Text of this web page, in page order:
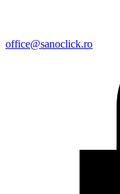
office@sanoclick.ro